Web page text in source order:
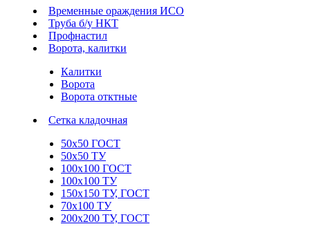
Временные ораждения ИСО
Труба б/у НКТ
Профнастил
Ворота, калитки
Калитки
Ворота
Ворота отктные
Сетка кладочная
50х50 ГОСТ
50х50 ТУ
100х100 ГОСТ
100х100 ТУ
150х150 ТУ, ГОСТ
70х100 ТУ
200х200 ТУ, ГОСТ